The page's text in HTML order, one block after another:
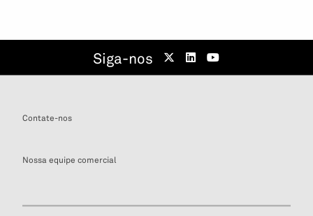
Siga-nos
Contate-nos
Nossa equipe comercial